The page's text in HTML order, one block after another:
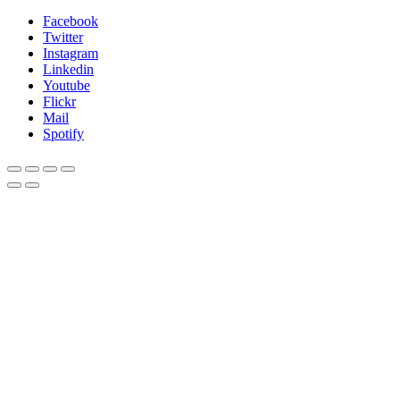
Facebook
Twitter
Instagram
Linkedin
Youtube
Flickr
Mail
Spotify